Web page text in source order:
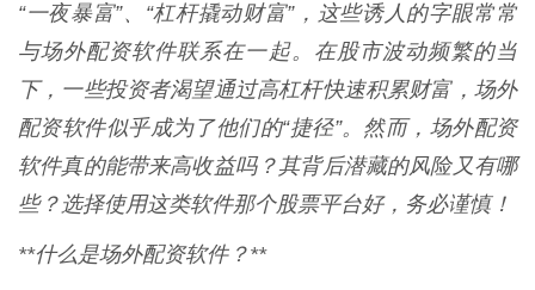
“一夜暴富”、“杠杆撬动财富”，这些诱人的字眼常常
与场外配资软件联系在一起。在股市波动频繁的当
下，一些投资者渴望通过高杠杆快速积累财富，场外
配资软件似乎成为了他们的“捷径”。然而，场外配资
软件真的能带来高收益吗？其背后潜藏的风险又有哪
些？选择使用这类软件那个股票平台好，务必谨慎！
**什么是场外配资软件？**